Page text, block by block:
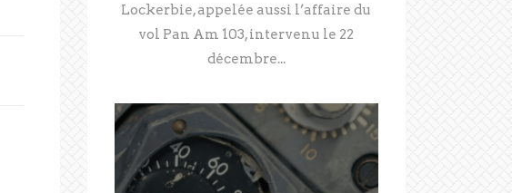
Lockerbie, appelée aussi l’affaire du
vol Pan Am 103, intervenu le 22
décembre...